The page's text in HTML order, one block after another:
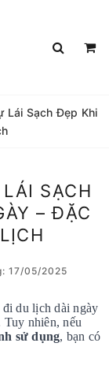
Lái Sạch Đẹp Khi
SẠCH
– ĐẶC
17/05/2025
du lịch dài ngày
nhiên, nếu
sử dụng, bạn có